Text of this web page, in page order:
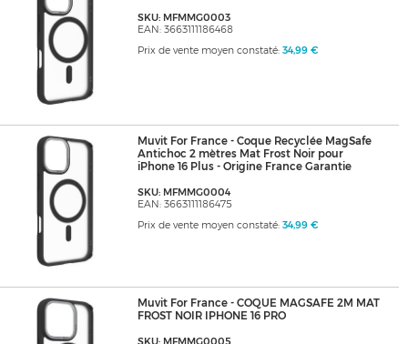
SKU: MFMMG0003
EAN: 3663111186468
Prix de vente moyen constaté: 34,99 €
Muvit For France - Coque Recyclée MagSafe
Antichoc 2 mètres Mat Frost Noir pour
iPhone 16 Plus - Origine France Garantie
SKU: MFMMG0004
EAN: 3663111186475
Prix de vente moyen constaté: 34,99 €
Muvit For France - COQUE MAGSAFE 2M MAT
FROST NOIR IPHONE 16 PRO